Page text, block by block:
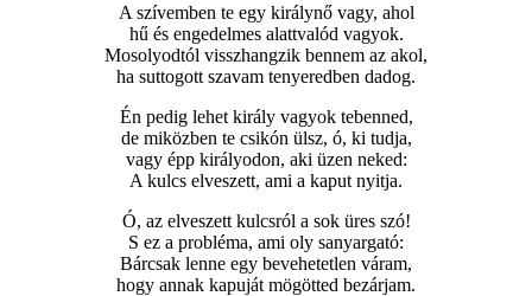
A szívemben te egy királynő vagy, ahol
hű és engedelmes alattvalód vagyok.
Mosolyodtól visszhangzik bennem az akol,
ha suttogott szavam tenyeredben dadog.
Én pedig lehet király vagyok tebenned,
de miközben te csikón ülsz, ó, ki tudja,
vagy épp királyodon, aki üzen neked:
A kulcs elveszett, ami a kaput nyitja.
Ó, az elveszett kulcsról a sok üres szó!
S ez a probléma, ami oly sanyargató:
Bárcsak lenne egy bevehetetlen váram,
hogy annak kapuját mögötted bezárjam.